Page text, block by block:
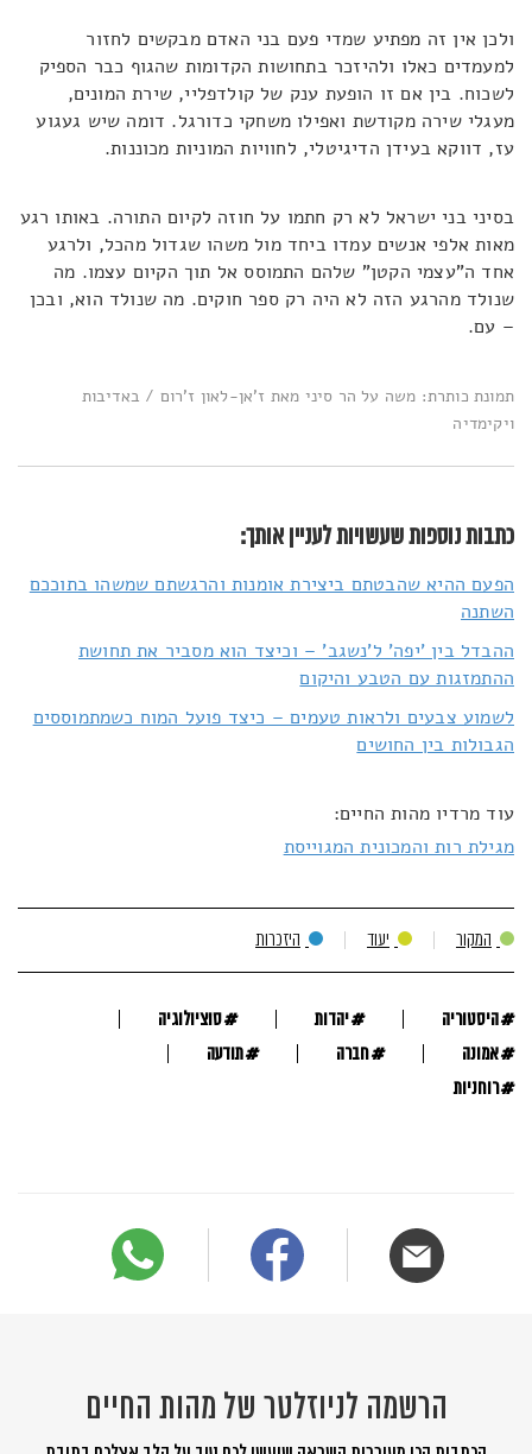
ולכן אין זה מפתיע שמדי פעם בני האדם מבקשים לחזור
למעמדים כאלו ולהיזכר בתחושות הקדומות שהגוף כבר הספיק
לשכוח. בין אם זו הופעת ענק של קולדפליי, שירת המונים,
מעגלי שירה מקודשת ואפילו משחקי כדורגל. דומה שיש געגוע
עז, דווקא בעידן הדיגיטלי, לחוויות המוניות מכוננות.
בסיני בני ישראל לא רק חתמו על חוזה לקיום התורה. באותו רגע
מאות אלפי אנשים עמדו ביחד מול משהו שגדול מהכל, ולרגע
אחד ה"עצמי הקטן" שלהם התמוסס אל תוך הקיום עצמו. מה
שנולד מהרגע הזה לא היה רק ספר חוקים. מה שנולד הוא, ובכן
– עם.
תמונת כותרת: משה על הר סיני מאת ז'אן-לאון ז'רום / באדיבות
ויקימדיה
כתבות נוספות שעשויות לעניין אותך:
הפעם ההיא שהבטתם ביצירת אומנות והרגשתם שמשהו בתוככם
השתנה
ההבדל בין 'יפה' ל'נשגב' – וכיצד הוא מסביר את תחושת
ההתמזגות עם הטבע והיקום
לשמוע צבעים ולראות טעמים – כיצד פועל המוח כשמתמוססים
הגבולות בין החושים
עוד מרדיו מהות החיים:
מגילת רות והמכונית המגוייסת
המקור יעוד היזכרות
#היסטוריה #יהדות #סוציולוגיה
#אמונה #חברה #תודעה
#רוחניות
הרשמה לניוזלטר של מהות החיים